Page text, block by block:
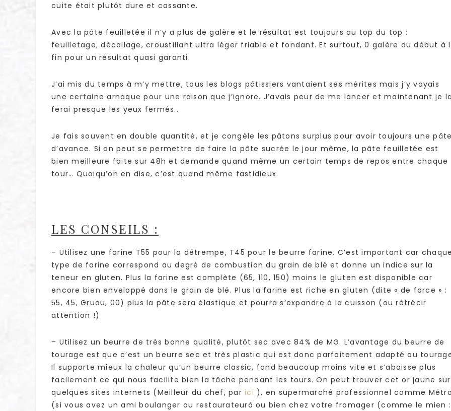
cuite était plutôt dure et cassante.
Avec la pâte feuilletée il n’y a plus de galère et le résultat est toujours au top du top :
feuilletage, décollage, croustillant ultra léger friable et fondant. Et surtout, 0 galère du début à
fin pour un résultat quasi garanti.
J’ai mis du temps à m’y mettre, tous les blogs pâtissiers vantaient ses mérites mais j’y voyais
une certaine arnaque pour une raison que j’ignore. J’avais peur de me lancer et maintenant je
ferai presque les yeux fermés..
Je fais souvent en double quantité, et je congèle les pâtons surplus pour avoir toujours une
d’avance. Si on peut se permettre de faire la pâte sucrée le jour même, la pâte feuilletée est
bien meilleure faite sur 48h et demande quand même un certain temps de repos entre chaque
tour… Quoiqu’on en dise, c’est quand même fastidieux.
LES CONSEILS :
– Utilisez une farine T55 pour la détrempe, T45 pour le beurre farine. C’est important car
type de farine correspond au degré de combustion du grain de blé et donne un indice sur la
teneur en gluten. Plus la farine est complète (65, 110, 150) moins le gluten est disponible car
encore bien enveloppé dans le grain de blé. Plus la farine est riche en gluten (dite « de force » :
55, 45, Gruau, 00) plus la pâte sera élastique et pourra s’expandre à la cuisson (ou rétrécir
attention !)
– Utilisez un beurre de très bonne qualité, plutôt sec avec 84% de MG. L’avantage du beurre de
tourage est que c’est un beurre sec et très plastic qui est donc parfaitement adapté au
Il supporte mieux la chaleur qu’un beurre classic, fond beaucoup moins vite et s’abaisse plus
facilement ce qui nous facilite bien la tâche pendant les tours. On peut trouver cet or jaune sur
quelques sites internets (Meilleur du chef, par ici ), en supermarché professionnel comme
(si vous avez un ami boulanger ou restaurateurà ou bien chez votre fromager (comme le mien